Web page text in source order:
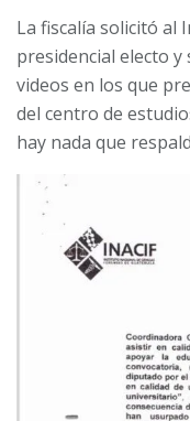
La fiscalía solicitó al
presidencial electo y
videos en los que
del centro de
hay nada que